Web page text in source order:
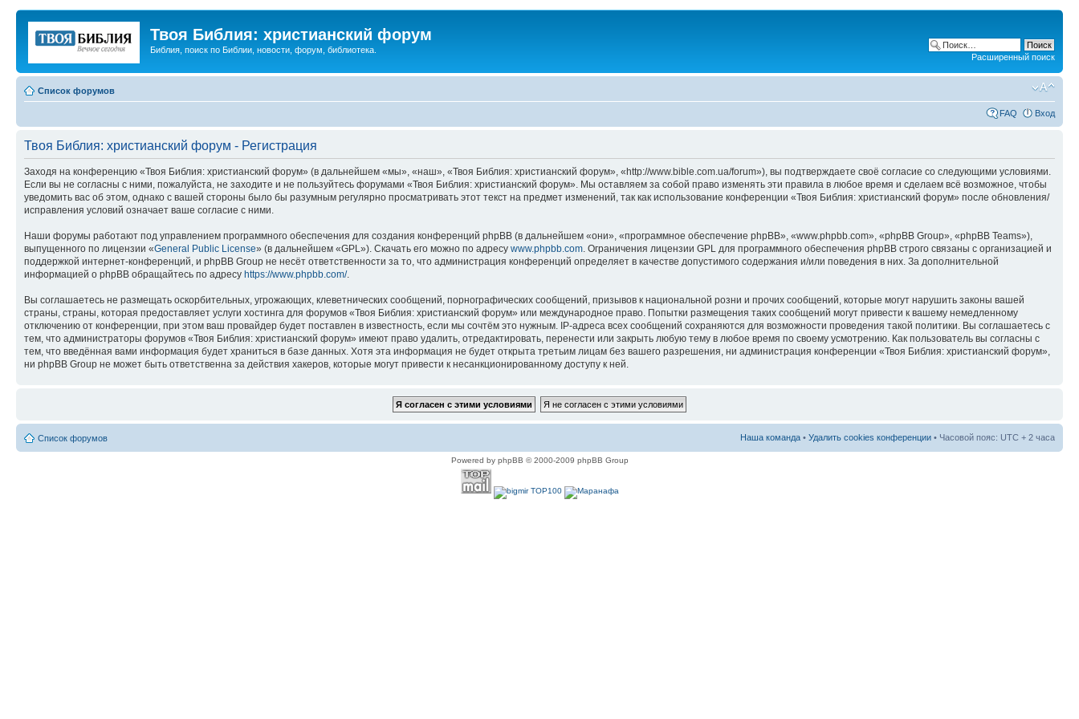
Твоя Библия: христианский форум
Библия, поиск по Библии, новости, форум, библиотека.
Расширенный поиск
Список форумов
FAQ Вход
Твоя Библия: христианский форум - Регистрация
Заходя на конференцию «Твоя Библия: христианский форум» (в дальнейшем «мы», «наш», «Твоя Библия: христианский форум», «http://www.bible.com.ua/forum»), вы подтверждаете своё согласие со следующими условиями.
Если вы не согласны с ними, пожалуйста, не заходите и не пользуйтесь форумами «Твоя Библия: христианский форум». Мы оставляем за собой право изменять эти правила в любое время и сделаем всё возможное, чтобы
уведомить вас об этом, однако с вашей стороны было бы разумным регулярно просматривать этот текст на предмет изменений, так как использование конференции «Твоя Библия: христианский форум» после обновления/
исправления условий означает ваше согласие с ними.
Наши форумы работают под управлением программного обеспечения для создания конференций phpBB (в дальнейшем «они», «программное обеспечение phpBB», «www.phpbb.com», «phpBB Group», «phpBB Teams»),
выпущенного по лицензии «General Public License» (в дальнейшем «GPL»). Скачать его можно по адресу www.phpbb.com . Ограничения лицензии GPL для программного обеспечения phpBB строго связаны с организацией и
поддержкой интернет-конференций, и phpBB Group не несёт ответственности за то, что администрация конференций определяет в качестве допустимого содержания и/или поведения в них. За дополнительной
информацией о phpBB обращайтесь по адресу https://www.phpbb.com/.
Вы соглашаетесь не размещать оскорбительных, угрожающих, клеветнических сообщений, порнографических сообщений, призывов к национальной розни и прочих сообщений, которые могут нарушить законы вашей
страны, страны, которая предоставляет услуги хостинга для форумов «Твоя Библия: христианский форум» или международное право. Попытки размещения таких сообщений могут привести к вашему немедленному
отключению от конференции, при этом ваш провайдер будет поставлен в известность, если мы сочтём это нужным. IP-адреса всех сообщений сохраняются для возможности проведения такой политики. Вы соглашаетесь с
тем, что администраторы форумов «Твоя Библия: христианский форум» имеют право удалить, отредактировать, перенести или закрыть любую тему в любое время по своему усмотрению. Как пользователь вы согласны с
тем, что введённая вами информация будет храниться в базе данных. Хотя эта информация не будет открыта третьим лицам без вашего разрешения, ни администрация конференции «Твоя Библия: христианский форум»,
ни phpBB Group не может быть ответственна за действия хакеров, которые могут привести к несанкционированному доступу к ней.
Список форумов Наша команда • Удалить cookies конференции • Часовой пояс: UTC + 2 часа
Powered by phpBB © 2000-2009 phpBB Group